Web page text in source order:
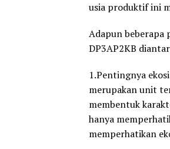
usia produktif ini
Adapun
DP3AP2KB
1.Pentingnya
merupakan unit
membentuk
hanya
memperhatikan